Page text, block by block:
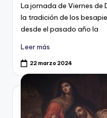
La jornada de Viernes de
la tradición de los
desde el pasado año la
Leer más
22 marzo 2024